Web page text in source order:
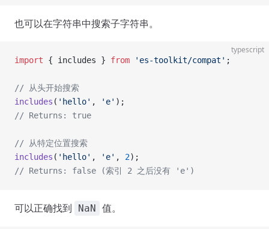
也可以在字符串中搜索子字符串。
typescript
import { includes } from 'es-toolkit/compat' ;
// 从头开始搜索
includes ( 'hello' , 'e' );
// Returns: true
// 从特定位置搜索
includes ( 'hello' , 'e' , 2);
// Returns: false (索引 2 之后没有 'e')
可以正确找到 NaN 值。